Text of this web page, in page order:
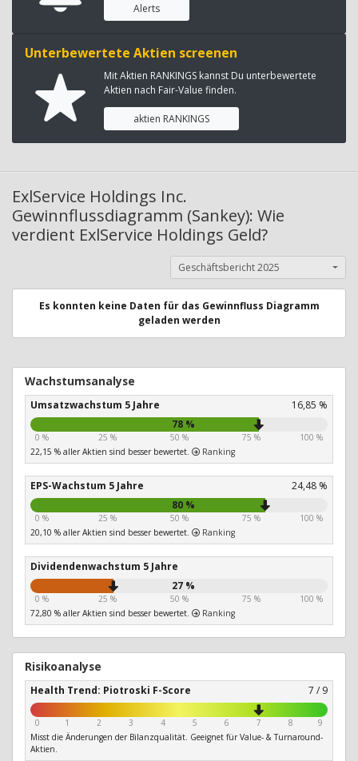
Alerts
Unterbewertete Aktien screenen
Mit Aktien RANKINGS kannst Du unterbewertete
Aktien nach Fair-Value finden.
aktien RANKINGS
ExlService Holdings Inc.
Gewinnflussdiagramm (Sankey): Wie
verdient ExlService Holdings Geld?
Geschäftsbericht 2025
Es konnten keine Daten für das Gewinnfluss Diagramm
geladen werden
Wachstumsanalyse
Umsatzwachstum 5 Jahre
16,85 %
78 %
0 % 25 % 50 % 75 %
100 %
22,15 % aller Aktien sind besser bewertet.
Ranking
EPS-Wachstum 5 Jahre
24,48 %
80 %
0 % 25 % 50 % 75 %
100 %
20,10 % aller Aktien sind besser bewertet.
Ranking
Dividendenwachstum 5 Jahre
27 %
0 % 25 % 50 % 75 %
100 %
72,80 % aller Aktien sind besser bewertet.
Ranking
Risikoanalyse
Health Trend: Piotroski F-Score 7 / 9
0 1 2 3 4 5 6 7 8
9
Misst die Änderungen der Bilanzqualität. Geeignet für Value- & Turnaround-
Aktien.